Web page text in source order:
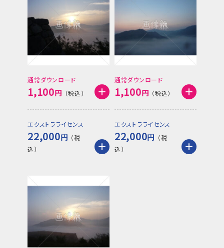
通常ダウンロード
1,100円
エクストラライセンス
22,000円
通常ダウンロード
1,100円
エクストラライセンス
22,000円